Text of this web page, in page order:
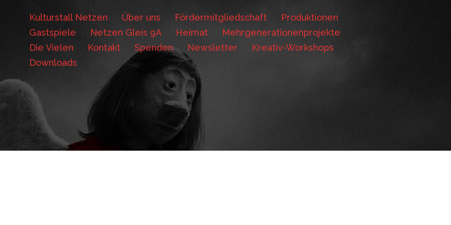
Kulturstall Netzen Über uns Fördermitgliedschaft
Produktionen
Gastspiele
Netzen Gleis 9A Heimat
Mehrgenerationenprojekte
Die Vielen
Kontakt Spenden Newsletter
Kreativ-Workshops
Downloads